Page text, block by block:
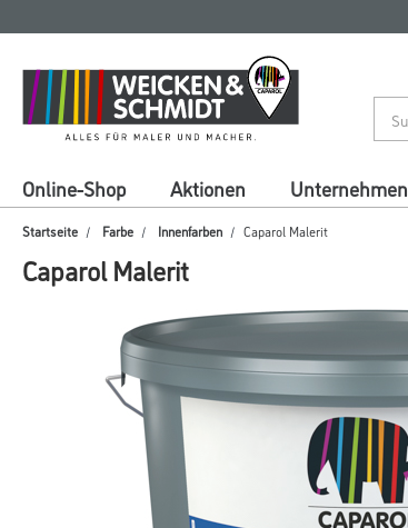
springen
springen
Online-Shop Aktionen Unternehmen
Startseite Farbe Innenfarben Caparol Malerit
Caparol Malerit